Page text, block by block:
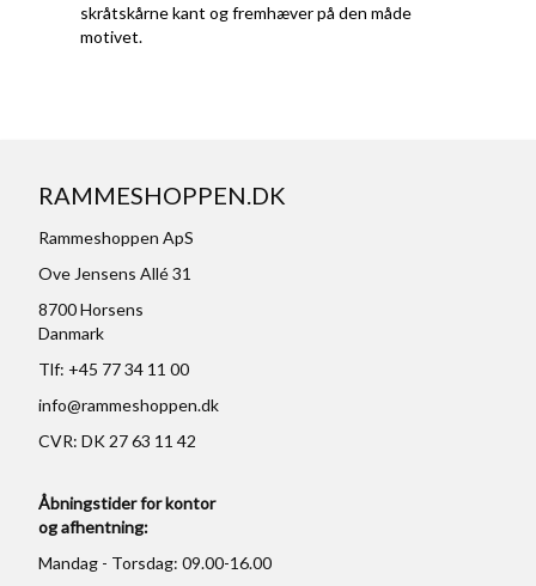
skråtskårne kant og fremhæver på den måde
motivet.
RAMMESHOPPEN.DK
Rammeshoppen ApS
Ove Jensens Allé 31
8700 Horsens
Danmark
Tlf: +45 77 34 11 00
info@rammeshoppen.dk
CVR: DK 27 63 11 42
Åbningstider for kontor
og afhentning:
Mandag - Torsdag: 09.00-16.00